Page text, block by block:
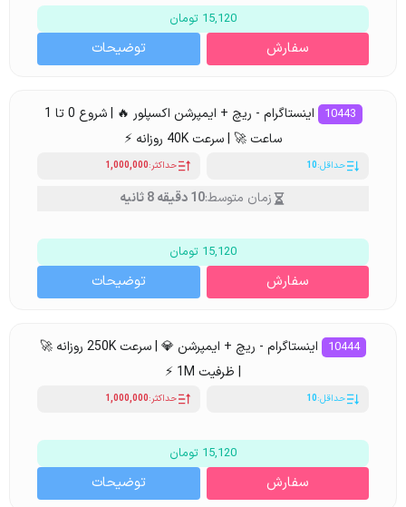
15,120 تومان
سفارش توضیحات
10443
اینستاگرام - ریچ + ایمپرشن اکسپلور 🔥 | شروع 0 تا 1
ساعت 🚀 | سرعت 40K روزانه ⚡
حداقل:10 حداکثر:1,000,000
زمان متوسط:10 دقیقه 8 ثانیه
15,120 تومان
سفارش توضیحات
10444
اینستاگرام - ریچ + ایمپرشن 💎 | سرعت 250K روزانه 🚀
| ظرفیت 1M ⚡
حداقل:10 حداکثر:1,000,000
15,120 تومان
سفارش توضیحات